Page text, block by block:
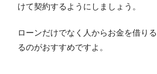
けて契約するようにしましょう。
ローンだけでなく人からお金を借り
るのがおすすめですよ。